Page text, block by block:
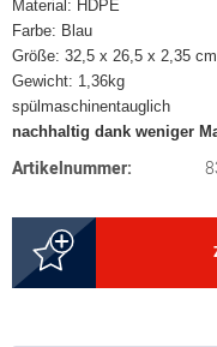
Material: HDPE
Farbe: Blau
Größe: 32,5 x 26,5 x 2,35 cm
Gewicht: 1,36kg
spülmaschinentauglich
nachhaltig dank weniger
Artikelnummer: